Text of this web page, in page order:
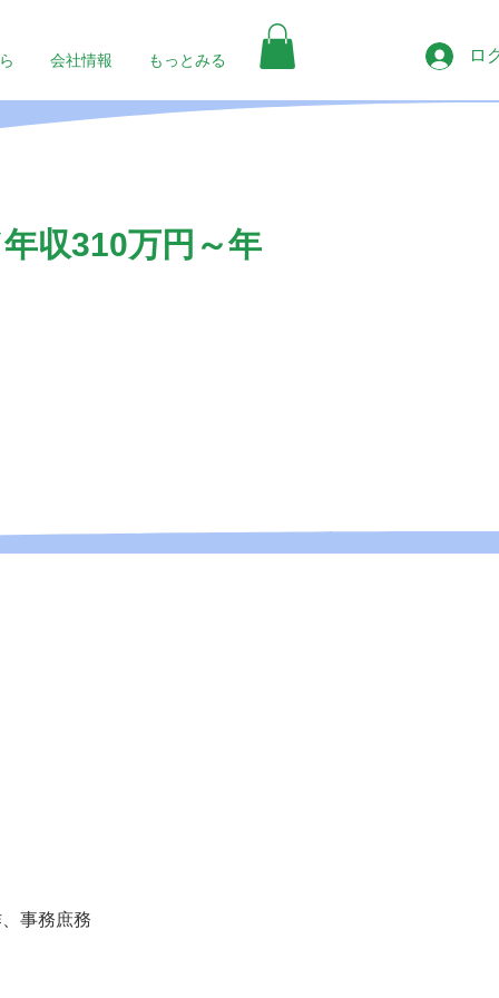
会社情報 もっとみる ロ
収310万円～年
事務庶務